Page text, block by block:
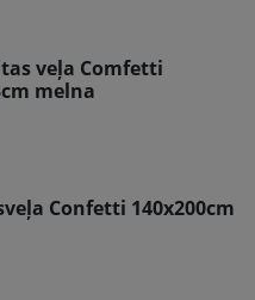
veļa Comfetti
melna
Confetti 140x200cm